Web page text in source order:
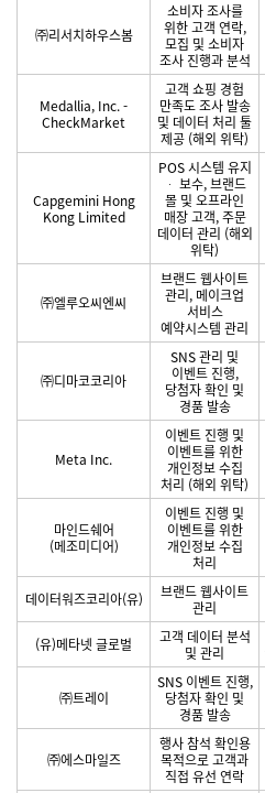
㈜리서치하우스봄
소비자 조사를
위한 고객 연락,
모집 및 소비자
조사 진행과 분석
Medallia, Inc. -
CheckMarket
고객 쇼핑 경험
만족도 조사 발송
및 데이터 처리 툴
제공 (해외 위탁)
Capgemini Hong
Kong Limited
POS 시스템 유지
ᆞ 보수, 브랜드
몰 및 오프라인
매장 고객, 주문
데이터 관리 (해외
위탁)
㈜엘루오씨엔씨
브랜드 웹사이트
관리, 메이크업
서비스
예약시스템 관리
㈜디마코코리아
SNS 관리 및
이벤트 진행,
당첨자 확인 및
경품 발송
Meta Inc.
이벤트 진행 및
이벤트를 위한
개인정보 수집
처리 (해외 위탁)
마인드쉐어
(메조미디어)
이벤트 진행 및
이벤트를 위한
개인정보 수집
처리
데이터워즈코리아(유)
브랜드 웹사이트
관리
(유)메타넷 글로벌
고객 데이터 분석
및 관리
㈜트레이
SNS 이벤트 진행,
당첨자 확인 및
경품 발송
㈜에스마일즈
행사 참석 확인용
목적으로 고객과
직접 유선 연락